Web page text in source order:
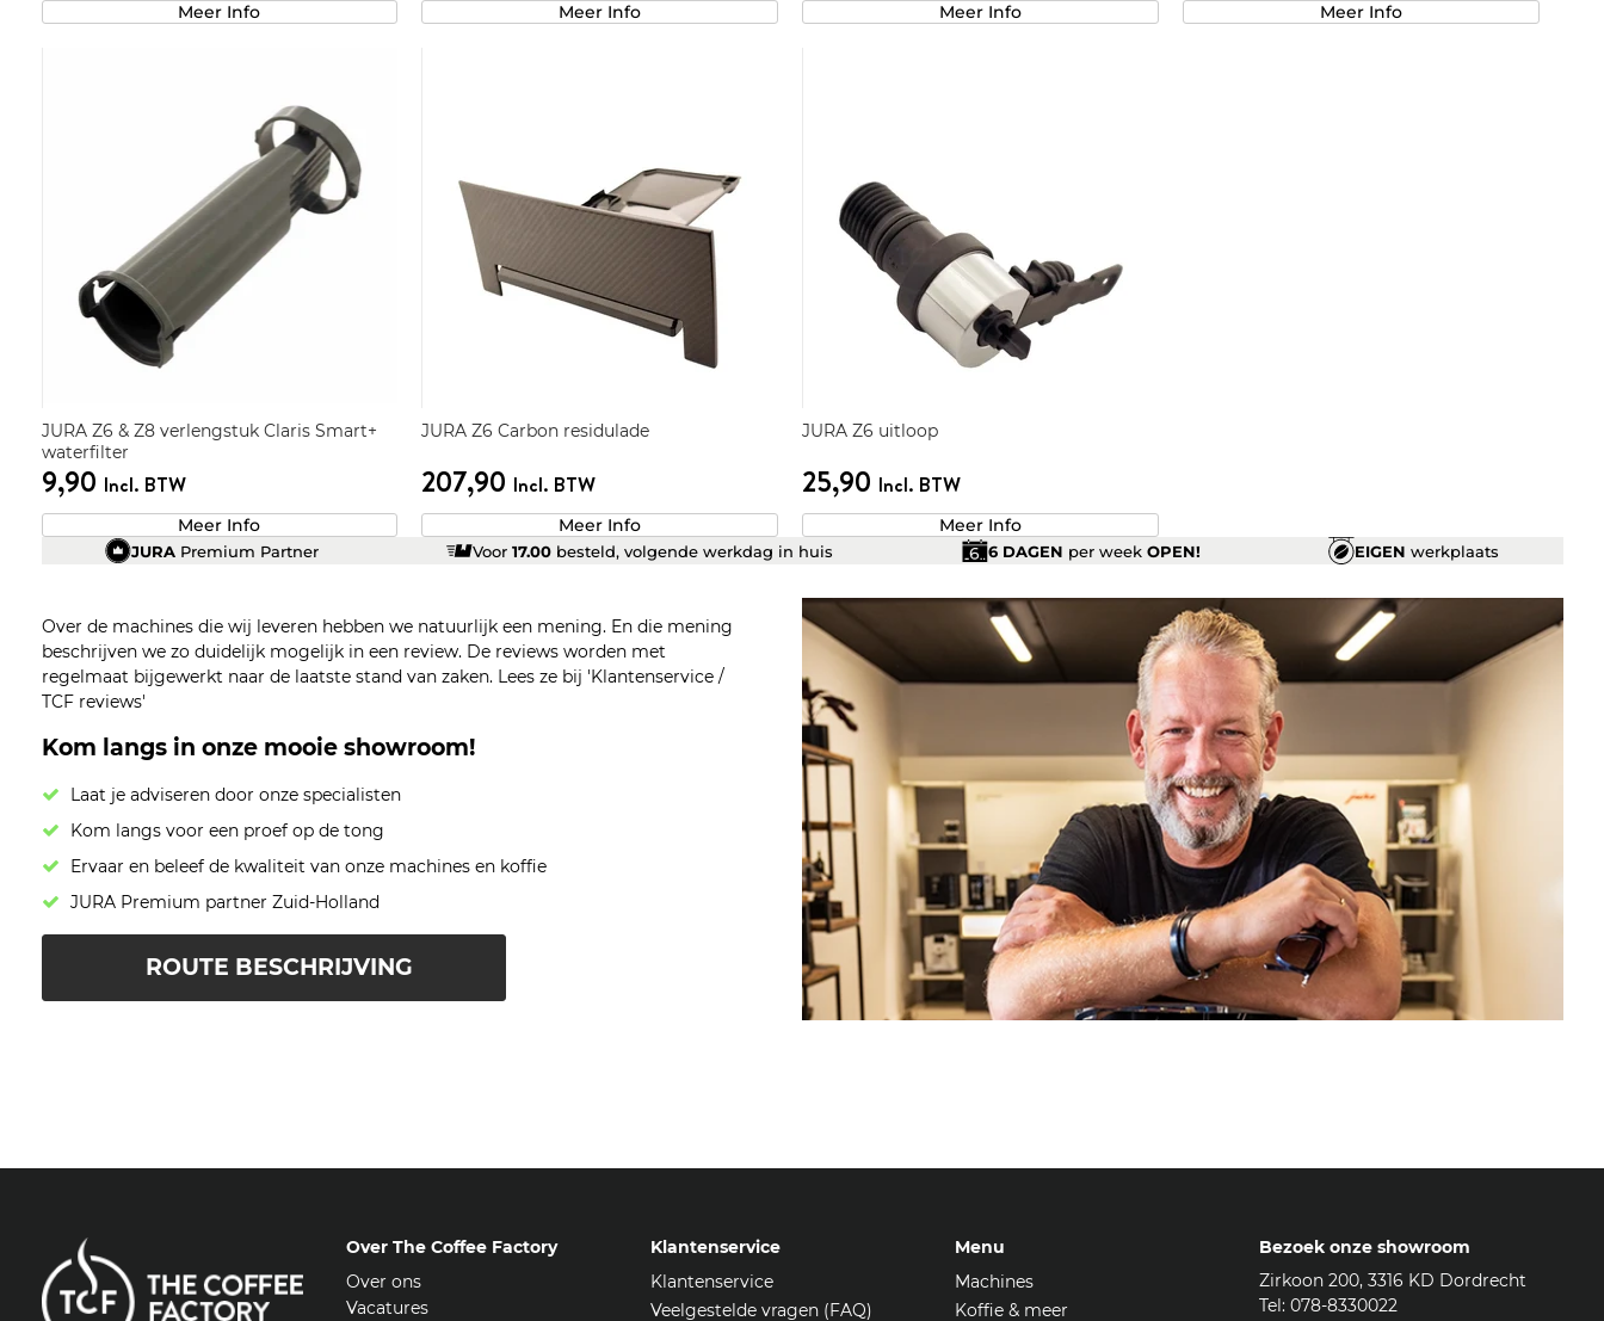
Meer Info Meer Info Meer Info Meer Info
JURA Z6 & Z8 verlengstuk Claris Smart+
waterfilter
9,90 Incl. BTW
Meer Info
JURA Z6 Carbon residulade
207,90 Incl. BTW
Meer Info
JURA Z6 uitloop
25,90 Incl. BTW
Meer Info
JURA Premium Partner Voor17.00 besteld, volgende werkdag in huis 6 DAGEN per week OPEN! EIGEN werkplaats
Over de machines die wij leveren hebben we natuurlijk een mening. En die mening
beschrijven we zo duidelijk mogelijk in een review. De reviews worden met
regelmaat bijgewerkt naar de laatste stand van zaken. Lees ze bij 'Klantenservice /
TCF reviews'
Kom langs in onze mooie showroom!
Laat je adviseren door onze specialisten
Kom langs voor een proef op de tong
Ervaar en beleef de kwaliteit van onze machines en koffie
JURA Premium partner Zuid-Holland
ROUTE BESCHRIJVING
Over The Coffee Factory
Over ons
Vacatures
Klantenservice
Klantenservice
Veelgestelde vragen (FAQ)
Menu
Machines
Koffie & meer
Bezoek onze showroom
Zirkoon 200, 3316 KD Dordrecht
Tel: 078-8330022